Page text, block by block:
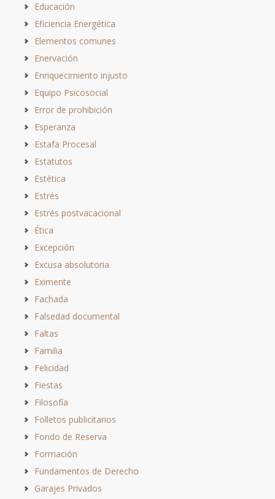
Educación
Eficiencia Energética
Elementos comunes
Enervación
Enriquecimiento injusto
Equipo Psicosocial
Error de prohibición
Esperanza
Estafa Procesal
Estatutos
Estética
Estrés
Estrés postvacacional
Ética
Excepción
Excusa absolutoria
Eximente
Fachada
Falsedad documental
Faltas
Familia
Felicidad
Fiestas
Filosofía
Folletos publicitarios
Fondo de Reserva
Formación
Fundamentos de Derecho
Garajes Privados